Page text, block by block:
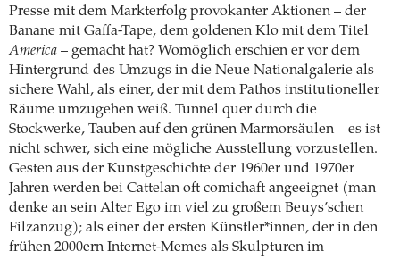
Presse mit dem Markterfolg provokanter Aktionen – der
Banane mit Gaffa-Tape, dem goldenen Klo mit dem Titel
America – gemacht hat? Womöglich erschien er vor dem
Hintergrund des Umzugs in die Neue Nationalgalerie als
sichere Wahl, als einer, der mit dem Pathos institutioneller
Räume umzugehen weiß. Tunnel quer durch die
Stockwerke, Tauben auf den grünen Marmorsäulen – es ist
nicht schwer, sich eine mögliche Ausstellung vorzustellen.
Gesten aus der Kunstgeschichte der 1960er und 1970er
Jahren werden bei Cattelan oft comichaft angeeignet (man
denke an sein Alter Ego im viel zu großem Beuys’schen
Filzanzug); als einer der ersten Künstler*innen, der in den
frühen 2000ern Internet-Memes als Skulpturen im